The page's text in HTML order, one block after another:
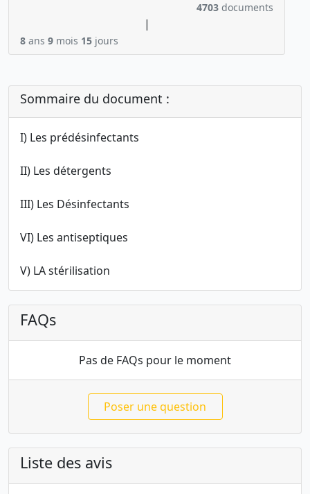
4703 documents
|
8 ans 9 mois 15 jours
Sommaire du document :
I) Les prédésinfectants
II) Les détergents
III) Les Désinfectants
VI) Les antiseptiques
V) LA stérilisation
FAQs
Pas de FAQs pour le moment
Poser une question
Liste des avis